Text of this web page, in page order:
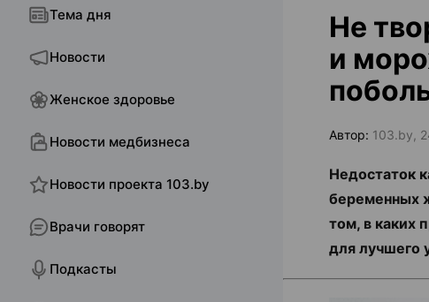
Тема дня
Новости
Женское здоровье
Новости медбизнеса
Новости проекта 103.by
Врачи говорят
Подкасты
Не
и
Автор: 103.by,
Недостаток
беременных
том, в каких
для лучшего